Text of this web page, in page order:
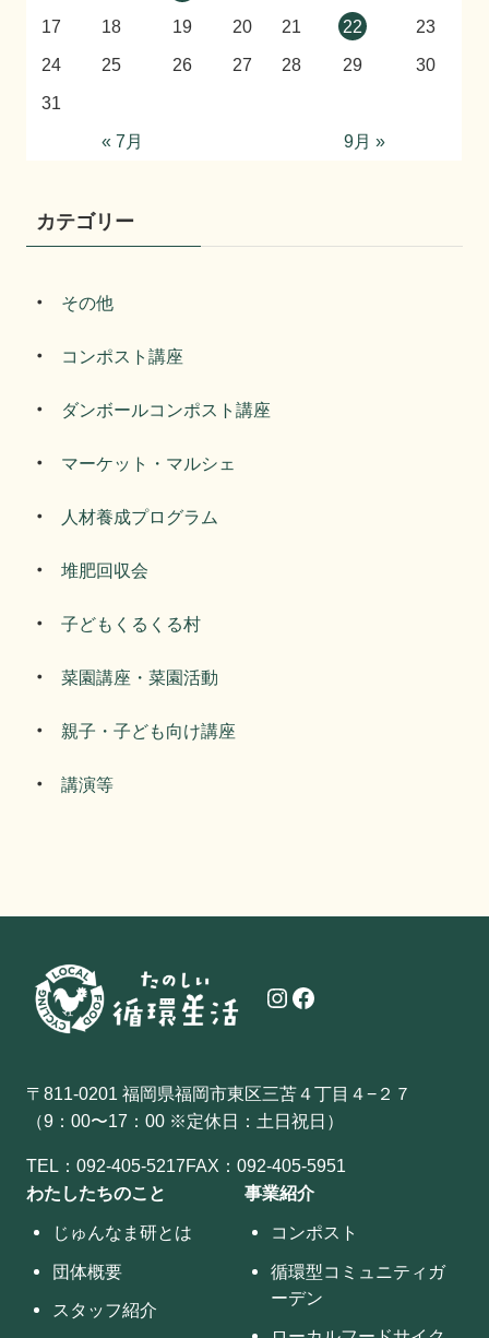
17
18 19 20 21 22
23
24
25 26 27 28 29
30
31
« 7月
9月 »
カテゴリー
その他
コンポスト講座
ダンボールコンポスト講座
マーケット・マルシェ
人材養成プログラム
堆肥回収会
子どもくるくる村
菜園講座・菜園活動
親子・子ども向け講座
講演等
Instagram Facebook
〒811-0201 福岡県福岡市東区三苫４丁目４−２７
（9：00〜17：00 ※定休日：土日祝日）
TEL：092-405-5217FAX：092-405-5951
わたしたちのこと
じゅんなま研とは
団体概要
スタッフ紹介
事業紹介
コンポスト
循環型コミュニティガ
ーデン